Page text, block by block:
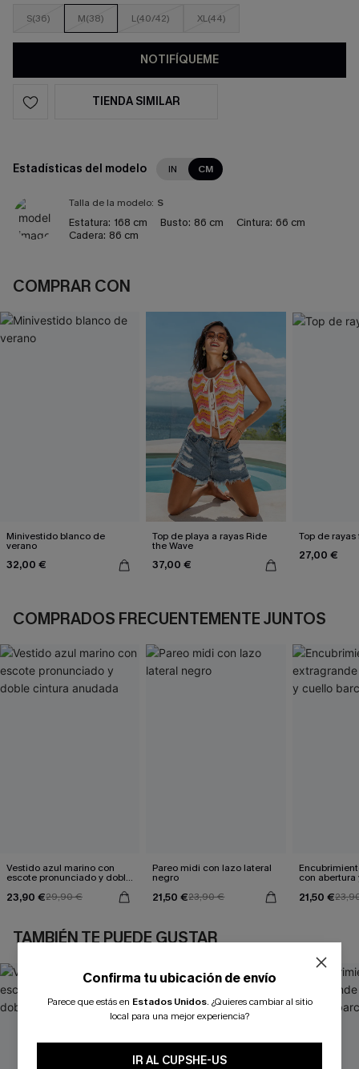
S(36) M(38) L(40/42) XL(44)
NOTIFÍQUEME
TIENDA SIMILAR
Estadísticas del modelo IN CM
Talla de la modelo: S
Estatura: 168 cm Busto: 86 cm Cintura: 66 cm
Cadera: 86 cm
COMPRAR CON
Minivestido blanco de
verano
32,00 €
Top de playa a rayas Ride
the Wave
37,00 €
Top de rayas
27,00 €
COMPRADOS FRECUENTEMENTE JUNTOS
Vestido azul marino con
escote pronunciado y doble
23,90 €29,90 €
Pareo midi con lazo lateral
negro
21,50 €23,90 €
con
21,50 €
TAMBIÉN TE PUEDE GUSTAR
Confirma tu ubicación de envío
Parece que estás en Estados Unidos. ¿Quieres cambiar al sitio
local para una mejor experiencia?
IR AL CUPSHE-US